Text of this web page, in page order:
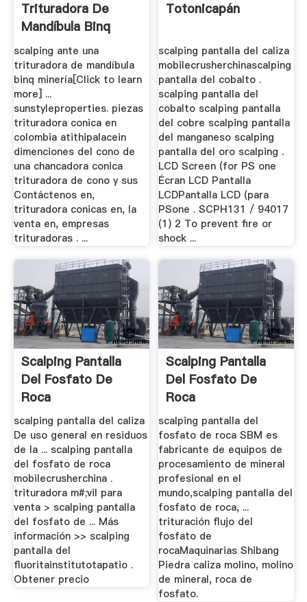
Trituradora De
Mandíbula Binq
Minería
scalping ante una
trituradora de mandíbula
binq minería[Click to learn
more] ...
sunstyleproperties. piezas
trituradora conica en
colombia atithipalacein
dimenciones del cono de
una chancadora conica
trituradora de cono y sus
Contáctenos en,
trituradora conicas en, la
venta en, empresas
trituradoras . ...
Totonicapán
scalping pantalla del caliza
mobilecrusherchinascalping
pantalla del cobalto .
scalping pantalla del
cobalto scalping pantalla
del cobre scalping pantalla
del manganeso scalping
pantalla del oro scalping .
LCD Screen (for PS one
Écran LCD Pantalla
LCDPantalla LCD (para
PSone . SCPH131 / 94017
(1) 2 To prevent fire or
shock ...
Scalping Pantalla
Del Fosfato De
Roca
scalping pantalla del caliza
De uso general en residuos
de la ... scalping pantalla
del fosfato de roca
mobilecrusherchina .
trituradora m#;vil para
venta > scalping pantalla
del fosfato de ... Más
información >> scalping
pantalla del
fluoritainstitutotapatio .
Obtener precio
Scalping Pantalla
Del Fosfato De
Roca
scalping pantalla del
fosfato de roca SBM es
fabricante de equipos de
procesamiento de mineral
profesional en el
mundo,scalping pantalla del
fosfato de roca, ...
trituración flujo del
fosfato de
rocaMaquinarias Shibang
Piedra caliza molino, molino
de mineral, roca de
fosfato.